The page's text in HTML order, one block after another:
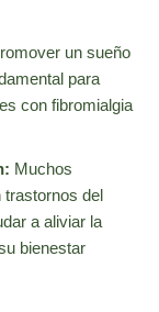
un sueño
para
con fibromialgia
Muchos
del
a aliviar la
bienestar